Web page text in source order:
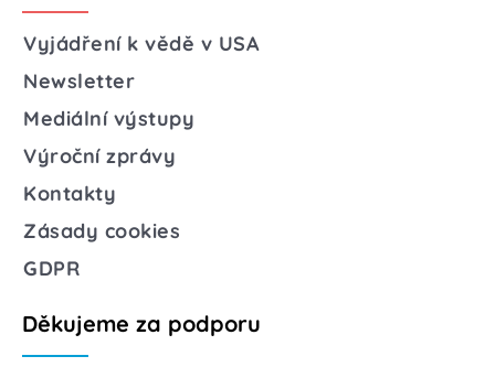
Vyjádření k vědě v USA
Newsletter
Mediální výstupy
Výroční zprávy
Kontakty
Zásady cookies
GDPR
Děkujeme za podporu